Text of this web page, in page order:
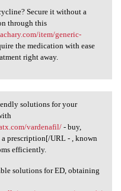
Secure it without a
through this
item/generic-
the medication with ease
right away.
solutions for your
vardenafil/- buy,
prescription[/URL - , known
efficiently.
solutions for ED, obtaining